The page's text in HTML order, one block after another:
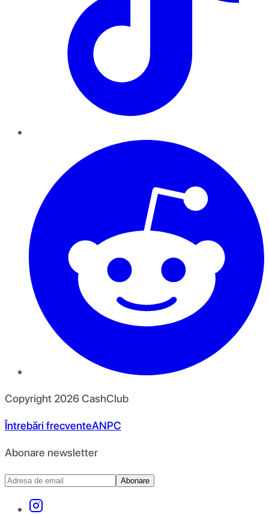
Copyright 2026CashClub
Întrebări frecventeANPC
Abonare newsletter
Abonare